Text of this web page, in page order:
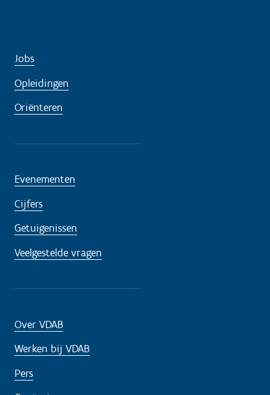
Jobs
Opleidingen
Oriënteren
Evenementen
Cijfers
Getuigenissen
Veelgestelde vragen
Over VDAB
Werken bij VDAB
Pers